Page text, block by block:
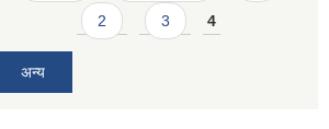
2 3 4
अन्य